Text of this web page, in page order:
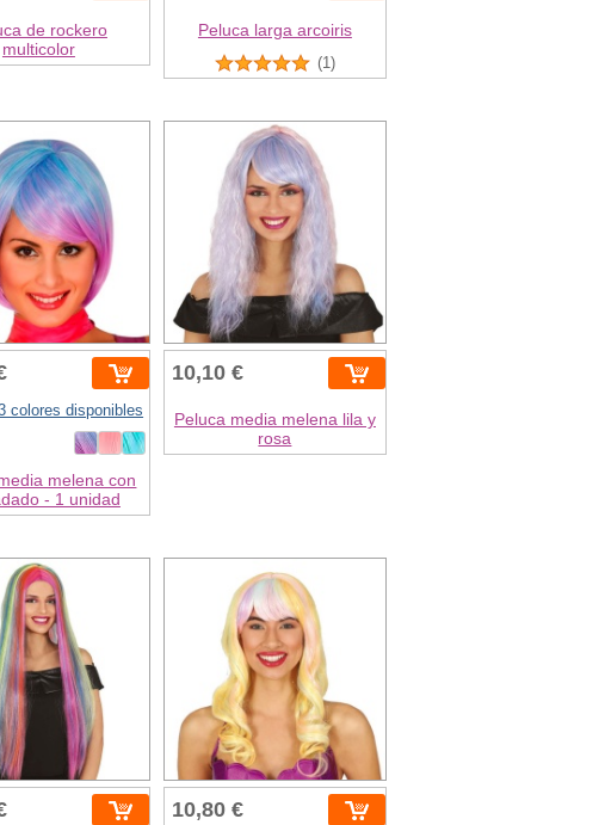
de rockero
multicolor
Peluca larga arcoiris
(1)
colores disponibles
melena con
- 1 unidad
10,10 €
Peluca media melena lila y
rosa
10,80 €